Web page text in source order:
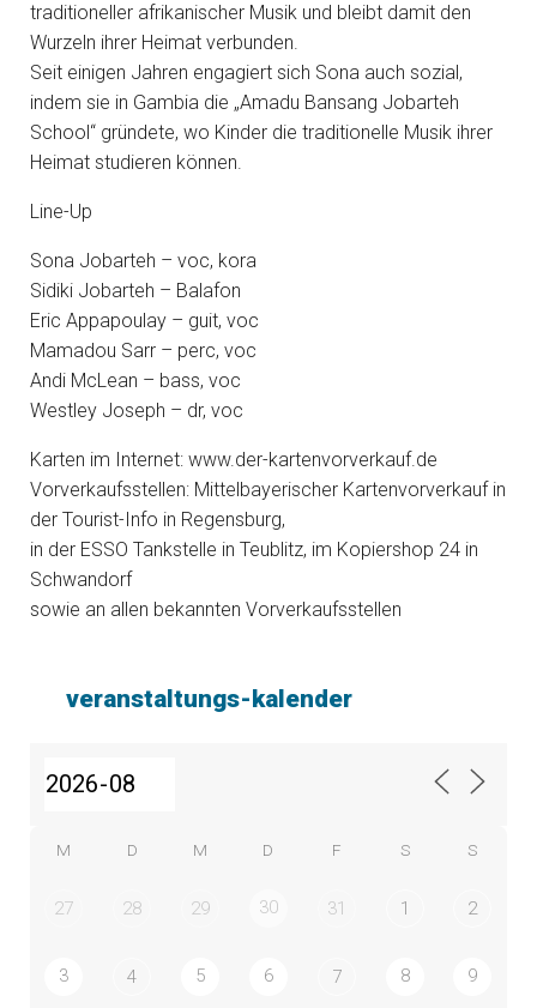
traditioneller afrikanischer Musik und bleibt damit den
Wurzeln ihrer Heimat verbunden.
Seit einigen Jahren engagiert sich Sona auch sozial,
indem sie in Gambia die „Amadu Bansang Jobarteh
School“ gründete, wo Kinder die traditionelle Musik ihrer
Heimat studieren können.
Line-Up
Sona Jobarteh – voc, kora
Sidiki Jobarteh – Balafon
Eric Appapoulay – guit, voc
Mamadou Sarr – perc, voc
Andi McLean – bass, voc
Westley Joseph – dr, voc
Karten im Internet: www.der-kartenvorverkauf.de
Vorverkaufsstellen: Mittelbayerischer Kartenvorverkauf in
der Tourist-Info in Regensburg,
in der ESSO Tankstelle in Teublitz, im Kopiershop 24 in
Schwandorf
sowie an allen bekannten Vorverkaufsstellen
veranstaltungs-kalender
M D M D F S S
27 28 29 30 31 1 2
3 4 5 6 7 8 9